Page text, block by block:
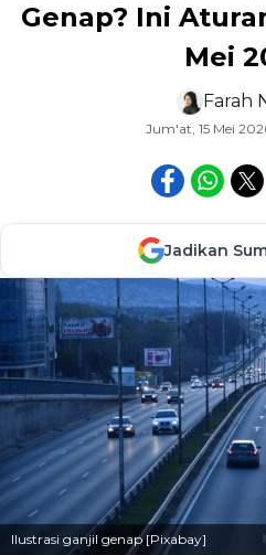
Genap? Ini
Mei
Farah
Jum'at, 15 Mei
Jadikan
Ilustrasi ganjil genap [Pixabay]